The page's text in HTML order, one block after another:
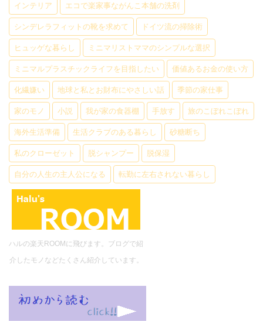
インテリア エコで楽家事ながんこ本舗の洗剤
シンデレラフィットの靴を求めて ドイツ流の掃除術
ヒュッゲな暮らし ミニマリストママのシンプルな選択
ミニマルプラスチックライフを目指したい 価値あるお金の使い方
化繊嫌い 地球と私とお財布にやさしい話 季節の家仕事
家のモノ 小説 我が家の食器棚 手放す 旅のこぼれこぼれ
海外生活準備 生活クラブのある暮らし 砂糖断ち
私のクローゼット 脱シャンプー 脱保湿
自分の人生の主人公になる 転勤に左右されない暮らし
ハルの楽天ROOMに飛びます。ブログで紹
介したモノなどたくさん紹介しています。